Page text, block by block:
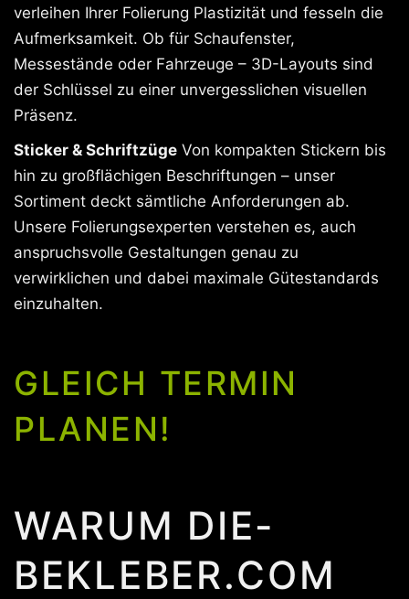
verleihen Ihrer Folierung Plastizität und fesseln die
Aufmerksamkeit. Ob für Schaufenster,
Messestände oder Fahrzeuge – 3D-Layouts sind
der Schlüssel zu einer unvergesslichen visuellen
Präsenz.
Sticker & Schriftzüge Von kompakten Stickern bis
hin zu großflächigen Beschriftungen – unser
Sortiment deckt sämtliche Anforderungen ab.
Unsere Folierungsexperten verstehen es, auch
anspruchsvolle Gestaltungen genau zu
verwirklichen und dabei maximale Gütestandards
einzuhalten.
GLEICH TERMIN
PLANEN!
WARUM DIE-
BEKLEBER.COM